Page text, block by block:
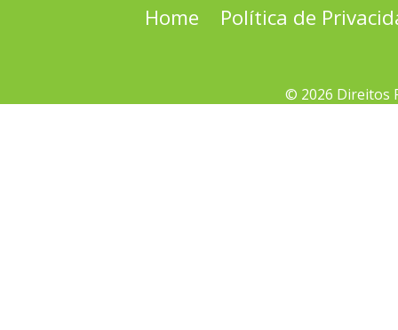
Home Política de
© 2026 Direitos